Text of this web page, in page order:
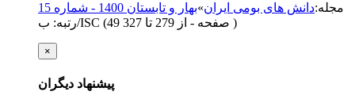
مجله:دانش های بومی ایران»بهار و تابستان 1400 - شماره 15
رتبه: ب/ISC
(‎49 صفحه - )
×
پیشنهاد دیگران